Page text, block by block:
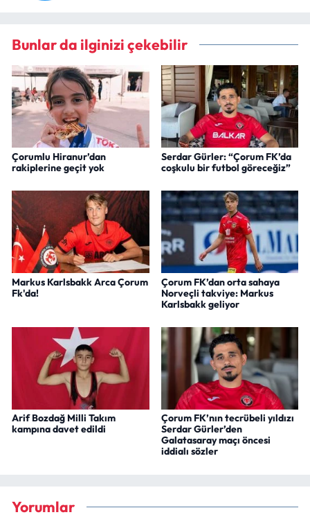
Bunlar da ilginizi çekebilir
Çorumlu Hiranur’dan
rakiplerine geçit yok
Serdar Gürler: “Çorum FK’da
coşkulu bir futbol göreceğiz”
Markus Karlsbakk Arca Çorum
Fk'da!
Çorum FK’dan orta sahaya
Norveçli takviye: Markus
Karlsbakk geliyor
Arif Bozdağ Milli Takım
kampına davet edildi
Çorum FK’nın tecrübeli yıldızı
Serdar Gürler’den
Galatasaray maçı öncesi
iddialı sözler
Yorumlar